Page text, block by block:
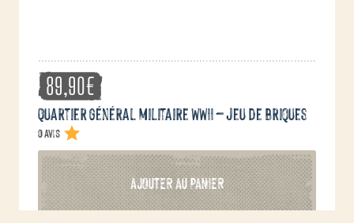
89,90€
Quartier général militaire WWII – jeu de briques
0 avis
AJOUTER AU PANIER